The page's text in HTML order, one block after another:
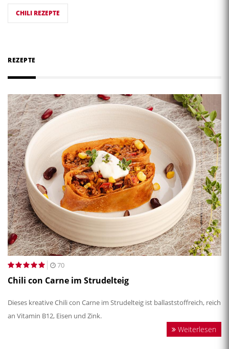
CHILI REZEPTE
REZEPTE
70
Chili con Carne im Strudelteig
Dieses kreative Chili con Carne im Strudelteig ist ballaststoffreich, reich
an Vitamin B12, Eisen und Zink.
Weiterlesen